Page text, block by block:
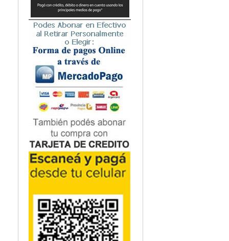
Medicina Interna
Microbiología
Nefrología
Neonatología / Pediatría
Neumología
Neuroanatomía / Neurociencia
Neurocirugía
Neurología
Nutrición
Odontología
Oftalmología
Oncología / Cuidados Paliativos
Ortopedía / Traumatología
Osteopatía
Otorrinolaringología
Podología
Psicología
Psiquiatría
Química